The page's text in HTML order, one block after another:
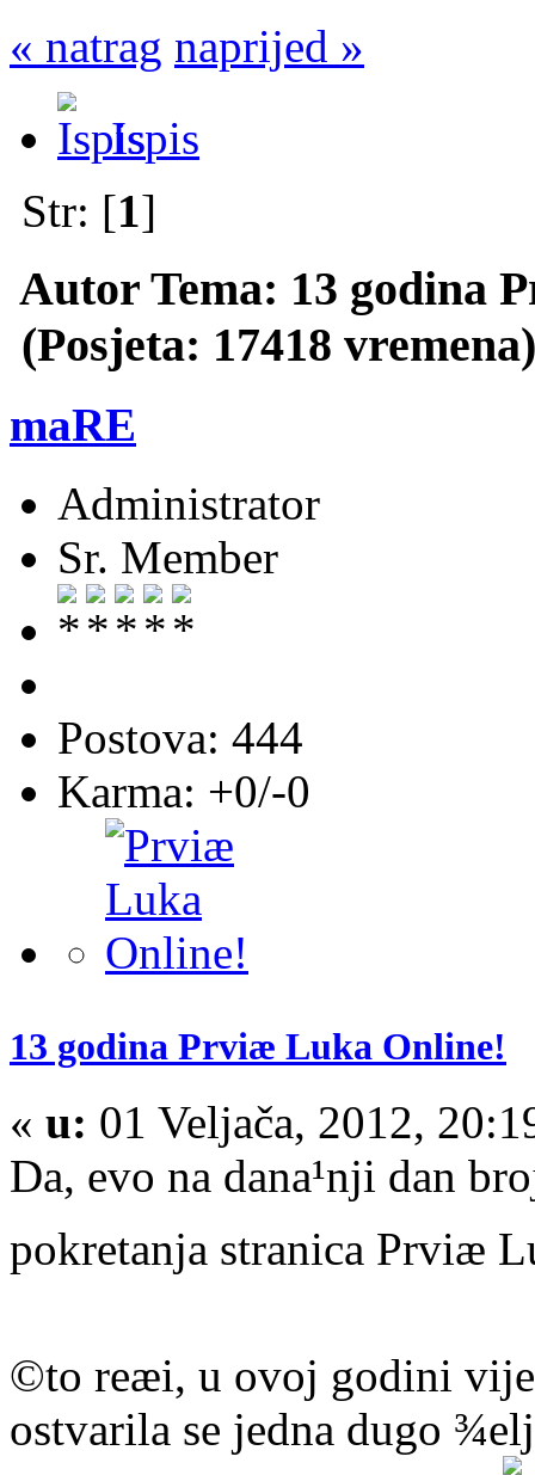
« natrag naprijed »
Ispis
Str: [1]
Autor Tema: 13 godina
(Posjeta: 17418 vremena)
maRE
Administrator
Sr. Member
Postova: 444
Karma: +0/-0
13 godina Prviæ Luka Online!
« u: 01 Veljača, 2012,
Da, evo na dana¹nji dan
pokretanja stranica Prviæ
©to reæi, u ovoj godini
ostvarila se jedna dugo